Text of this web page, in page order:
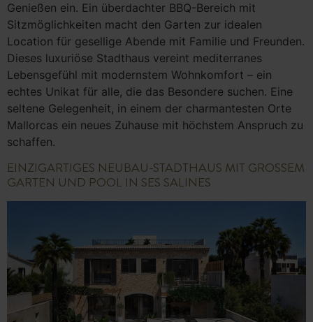
Genießen ein. Ein überdachter BBQ-Bereich mit
Sitzmöglichkeiten macht den Garten zur idealen
Location für gesellige Abende mit Familie und Freunden.
Dieses luxuriöse Stadthaus vereint mediterranes
Lebensgefühl mit modernstem Wohnkomfort – ein
echtes Unikat für alle, die das Besondere suchen. Eine
seltene Gelegenheit, in einem der charmantesten Orte
Mallorcas ein neues Zuhause mit höchstem Anspruch zu
schaffen.
EINZIGARTIGES NEUBAU-STADTHAUS MIT GROSSEM G
ARTEN UND POOL IN SES SALINES